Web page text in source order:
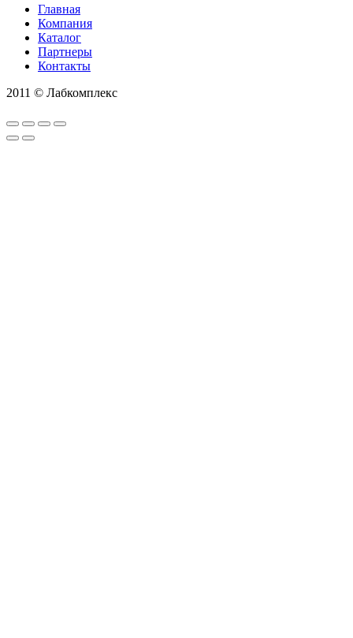
Главная
Компания
Каталог
Партнеры
Контакты
2011 © Лабкомплекс